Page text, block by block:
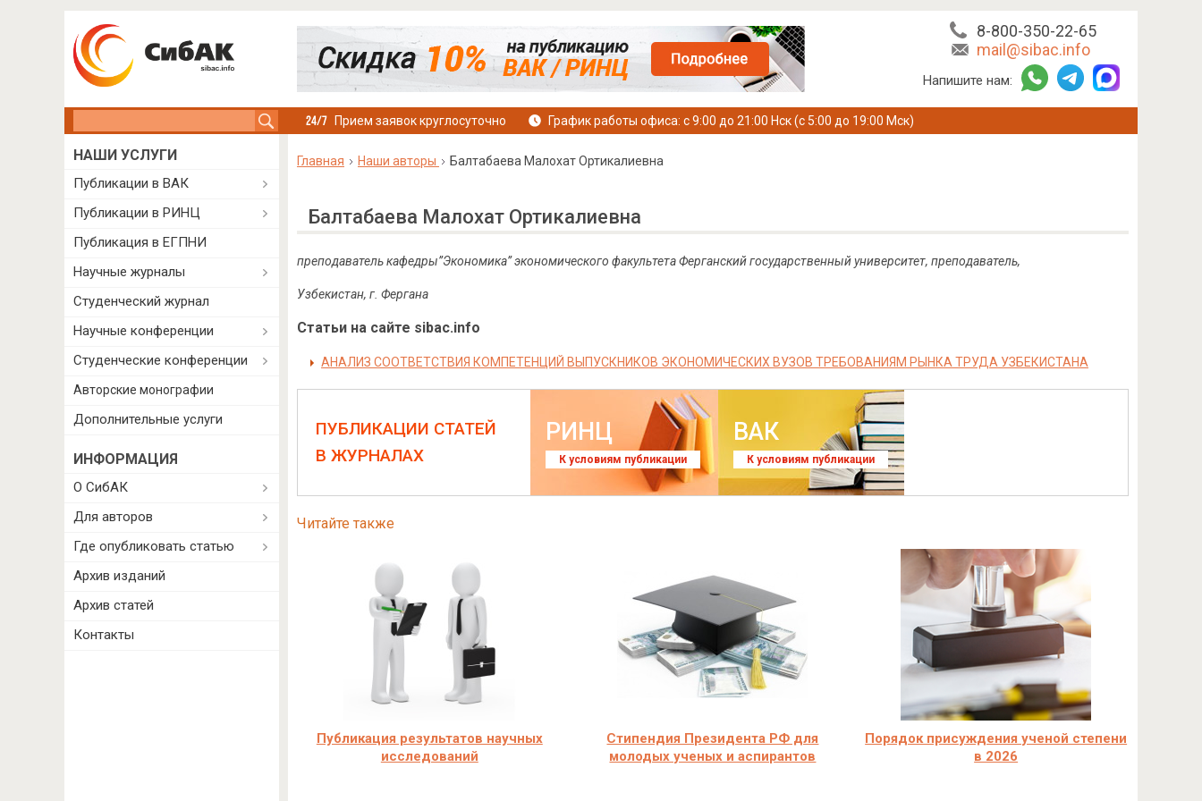
8-800-350-22-65
mail@sibac.info
Напишите нам:
Прием заявок круглосуточно График работы офиса: с 9:00 до 21:00 Нск (с 5:00 до 19:00 Мск)
Главная Наши авторы Балтабаева Малохат Ортикалиевна
Балтабаева Малохат Ортикалиевна
преподаватель кафедры”Экономика” экономического факультетаФерганский государственный университет, преподаватель,
Узбекистан, г. Фергана
Статьи на сайте sibac.info
АНАЛИЗ СООТВЕТСТВИЯ КОМПЕТЕНЦИЙ ВЫПУСКНИКОВ ЭКОНОМИЧЕСКИХ ВУЗОВ ТРЕБОВАНИЯМ РЫНКА ТРУДА УЗБЕКИСТАНА
ПУБЛИКАЦИИ СТАТЕЙ
В ЖУРНАЛАХ
РИНЦ
К условиям публикации
ВАК
К условиям публикации
Читайте также
Публикация результатов научных
исследований
Стипендия Президента РФ для
молодых ученых и аспирантов
Порядок присуждения ученой степени
в 2026
НАШИ УСЛУГИ
Публикации в ВАК
Публикации в РИНЦ
Публикация в ЕГПНИ
Научные журналы
Студенческий журнал
Научные конференции
Студенческие конференции
Авторские монографии
Дополнительные услуги
ИНФОРМАЦИЯ
О СибАК
Для авторов
Где опубликовать статью
Архив изданий
Архив статей
Контакты